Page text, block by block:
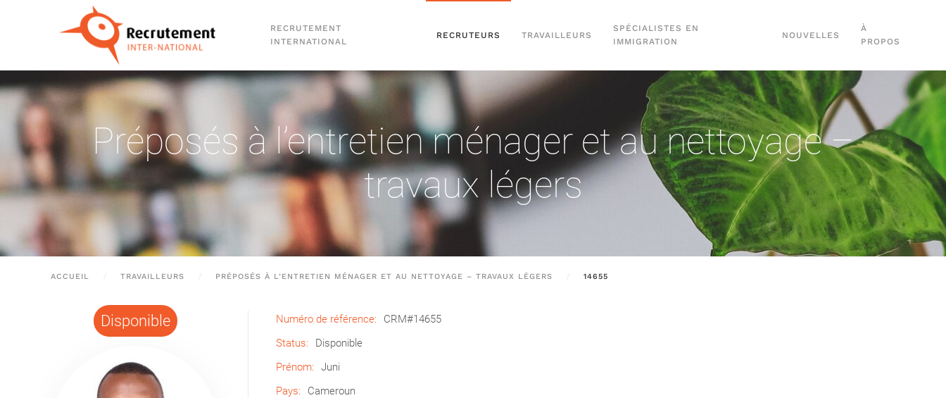
Passer au contenu principal
RECRUTEMENT
INTERNATIONAL
RECRUTEURS TRAVAILLEURS
SPÉCIALISTES EN
IMMIGRATION
NOUVELLES
À
PROPOS
Préposés à l’entretien ménager et au nettoyage –
travaux légers
ACCUEIL TRAVAILLEURS PRÉPOSÉS À L’ENTRETIEN MÉNAGER ET AU NETTOYAGE – TRAVAUX LÉGERS 14655
Disponible Numéro de référence:
CRM#14655
Status:
Disponible
Prénom:
Juni
Pays:
Cameroun